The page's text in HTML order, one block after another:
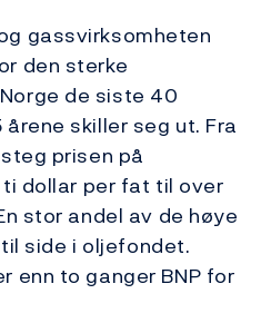
gassvirksomheten
den sterke
de siste 40
skiller seg ut. Fra
prisen på
dollar per fat til over
stor andel av de høye
side i oljefondet.
enn to ganger BNP for